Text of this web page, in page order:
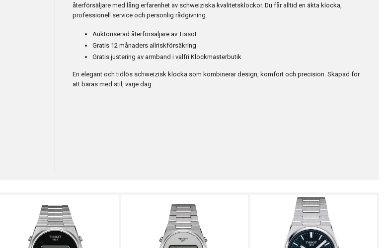
återförsäljare med lång erfarenhet av schweiziska kvalitetsklockor. Du får alltid en äkta klocka,
professionell service och personlig rådgivning.
Auktoriserad återförsäljare av Tissot
Gratis 12 månaders allriskförsäkring
Gratis justering av armband i valfri Klockmasterbutik
En elegant och tidlös schweizisk klocka som kombinerar design, komfort och precision. Skapad för
att bäras med stil, varje dag.